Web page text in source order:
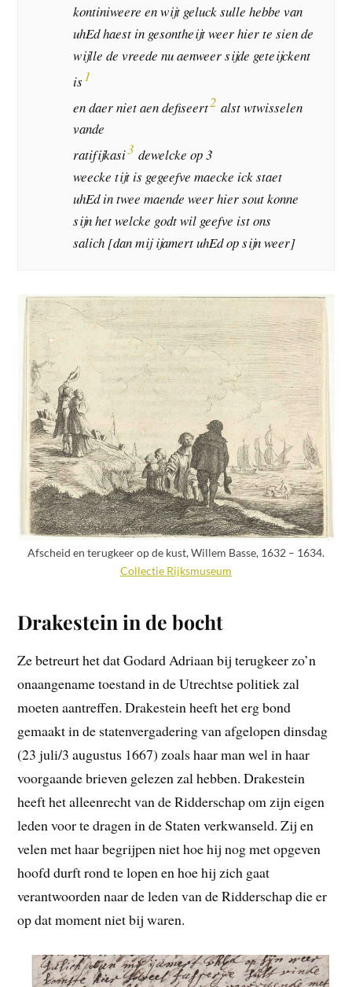
kontiniweere en wijt geluck sulle hebbe van
uhEd haest in gesontheijt weer hier te sien de
wijlle de vreede nu aenweer sijde geteijckent
is1
en daer niet aen defiseert2 alst wtwisselen
vande
ratifijkasi3 dewelcke op 3
weecke tijt is gegeefve maecke ick staet
uhEd in twee maende weer hier sout konne
sijn het welcke godt wil geefve ist ons
salich [dan mij ijamert uhEd op sijn weer]
Afscheid en terugkeer op de kust, Willem Basse, 1632 – 1634.
Collectie Rijksmuseum
Drakestein in de bocht
Ze betreurt het dat Godard Adriaan bij terugkeer zo’n
onaangename toestand in de Utrechtse politiek zal
moeten aantreffen. Drakestein heeft het erg bond
gemaakt in de statenvergadering van afgelopen dinsdag
(23 juli/3 augustus 1667) zoals haar man wel in haar
voorgaande brieven gelezen zal hebben. Drakestein
heeft het alleenrecht van de Ridderschap om zijn eigen
leden voor te dragen in de Staten verkwanseld. Zij en
velen met haar begrijpen niet hoe hij nog met opgeven
hoofd durft rond te lopen en hoe hij zich gaat
verantwoorden naar de leden van de Ridderschap die er
op dat moment niet bij waren.